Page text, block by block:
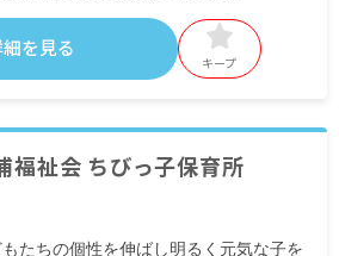
を見る
キープ
福祉会 ちびっ子保育所
たちの個性を伸ばし明るく元気な子を